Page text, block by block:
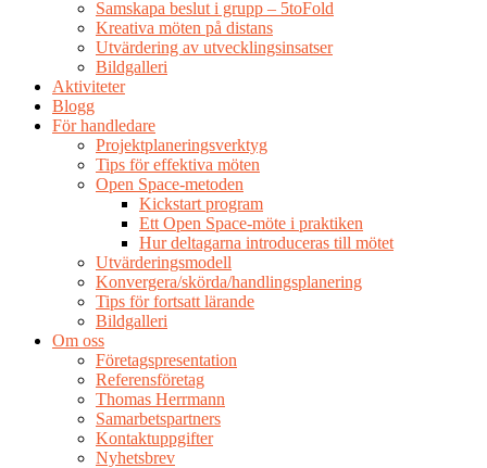
Samskapa beslut i grupp – 5toFold
Kreativa möten på distans
Utvärdering av utvecklingsinsatser
Bildgalleri
Aktiviteter
Blogg
För handledare
Projektplaneringsverktyg
Tips för effektiva möten
Open Space-metoden
Kickstart program
Ett Open Space-möte i praktiken
Hur deltagarna introduceras till mötet
Utvärderingsmodell
Konvergera/skörda/handlingsplanering
Tips för fortsatt lärande
Bildgalleri
Om oss
Företagspresentation
Referensföretag
Thomas Herrmann
Samarbetspartners
Kontaktuppgifter
Nyhetsbrev